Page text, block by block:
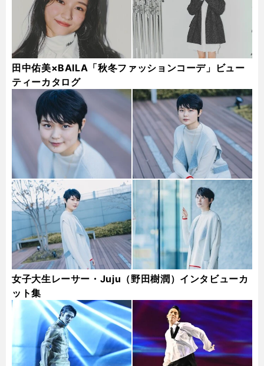
田中佑美×BAILA「秋冬ファッションコーデ」ビュー
ティーカタログ
女子大生レーサー・Juju（野田樹潤）インタビューカ
ット集